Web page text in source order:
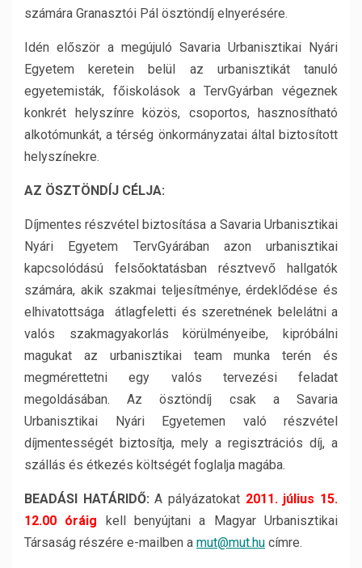
számára Granasztói Pál ösztöndíj elnyerésére.
Idén először a megújuló Savaria Urbanisztikai Nyári
Egyetem keretein belül az urbanisztikát tanuló
egyetemisták, főiskolások a TervGyárban végeznek
konkrét helyszínre közös, csoportos, hasznosítható
alkotómunkát, a térség önkormányzatai által biztosított
helyszínekre.
AZ ÖSZTÖNDÍJ CÉLJA:
Díjmentes részvétel biztosítása a Savaria Urbanisztikai
Nyári Egyetem TervGyárában azon urbanisztikai
kapcsolódású felsőoktatásban résztvevő hallgatók
számára, akik szakmai teljesítménye, érdeklődése és
elhivatottsága átlagfeletti és szeretnének belelátni a
valós szakmagyakorlás körülményeibe, kipróbálni
magukat az urbanisztikai team munka terén és
megmérettetni egy valós tervezési feladat
megoldásában. Az ösztöndíj csak a Savaria
Urbanisztikai Nyári Egyetemen való részvétel
díjmentességét biztosítja, mely a regisztrációs díj, a
szállás és étkezés költségét foglalja magába.
BEADÁSI HATÁRIDŐ:A pályázatokat 2011. július 15.
12.00 óráig kell benyújtani a Magyar Urbanisztikai
Társaság részére e-mailben a mut@mut.hu címre.